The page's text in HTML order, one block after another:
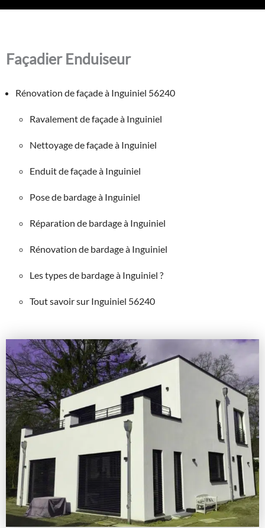
Façadier Enduiseur
Rénovation de façade à Inguiniel 56240
Ravalement de façade à Inguiniel
Nettoyage de façade à Inguiniel
Enduit de façade à Inguiniel
Pose de bardage à Inguiniel
Réparation de bardage à Inguiniel
Rénovation de bardage à Inguiniel
Les types de bardage à Inguiniel ?
Tout savoir sur Inguiniel 56240